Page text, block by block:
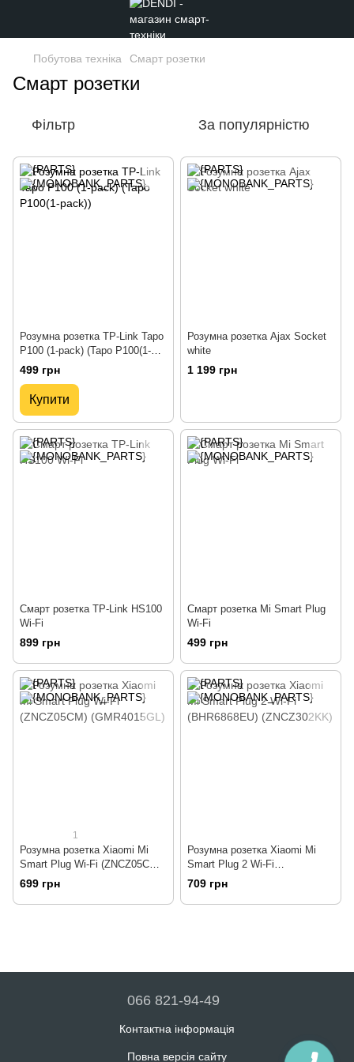
Побутова техніка Смарт розетки
Смарт розетки
Фільтр За популярністю
Розумна розетка TP-Link Tapo
P100 (1-pack) (Tapo P100(1-
pack))
499 грн
Купити
Розумна розетка Ajax Socket
white
1 199 грн
Смарт розетка TP-Link HS100
Wi-Fi
899 грн
Смарт розетка Mi Smart Plug
Wi-Fi
499 грн
1
Розумна розетка Xiaomi Mi
Smart Plug Wi-Fi (ZNCZ05CM)
(GMR4015GL)
699 грн
Розумна розетка Xiaomi Mi
Smart Plug 2 Wi-Fi
(BHR6868EU) (ZNCZ302KK)
709 грн
066 821-94-49
Контактна інформація
Повна версія сайту